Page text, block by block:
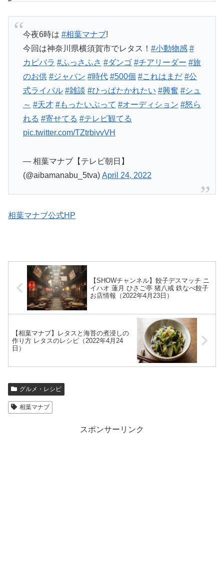
今夜6時は #相葉マナブ!
今回は神奈川県横須賀市でレタス！ #小動物感 #
カピバラ #ふっさふさ #ダンゴ #チアリーダー #旅
のお供 #ジャパン #時代 #500個 #これはまだ #公
式ライバル #雑談 #ひっぱたかれたい #興奮 #シュ
～ #天才 #もったいぶって #オーディション #怒ら
れる #寄せてる #テレビ観てる
pic.twitter.com/TZtrbivvVH
— 相葉マナブ【テレビ朝日】
(@aibamanabu_5tva) April 24, 2022
相葉マナブ公式HP
【SHOWチャンネル】餃子デスマッチ ニ
イハオ 蓮月 ひさご亭 猪八戒 鉄なべ餃子
お店情報（2022年4月23日）
【相葉マナブ】レタスと海苔の煮浸しの
作り方 レタスのレシピ（2022年4月24
日）
グルメ・レシピ
相葉マナブ
スポンサーリンク